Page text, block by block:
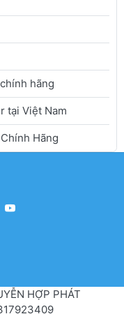
hãng
tại Việt Nam
Hãng
HỢP PHÁT